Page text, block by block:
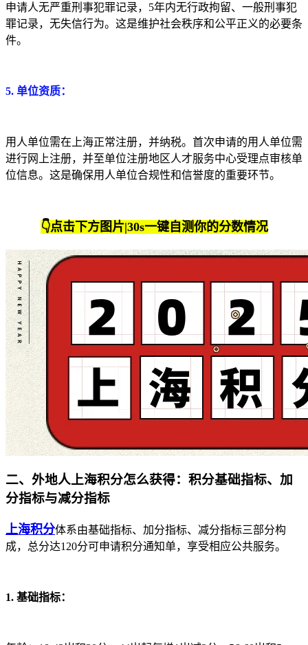
申请人无严重刑事犯罪记录，5年内无行政拘留、一般刑事犯
罪记录，无失信行为。这是维护社会秩序和公平正义的必要条
件。
5. 单位资质：
用人单位需在上海正常注册，并纳税。首次申请的用人单位需
进行网上注册，并至单位注册地区人才服务中心受理点审核单
位信息。这是确保用人单位合规性和信誉度的重要环节。
👇点击下方图片|30s一键自测你的分数情况
二、外地人上海积分怎么获得：积分基础指标、加
分指标与减分指标
上海积分体系由基础指标、加分指标、减分指标三部分构
成，总分达120分可申请积分通知单，享受相应公共服务。
1. 基础指标：